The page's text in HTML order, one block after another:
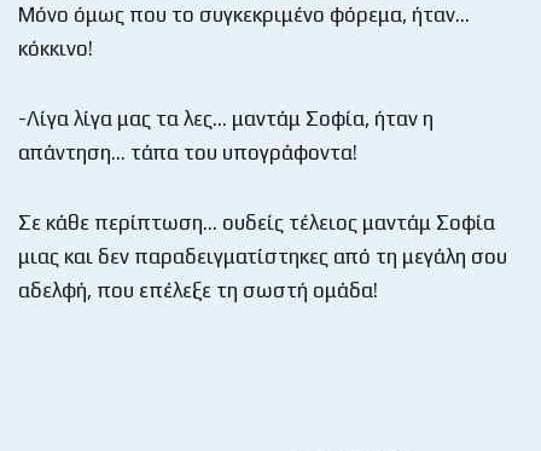
Μόνο όμως που το συγκεκριμένο φόρεμα, ήταν…
κόκκινο!
-Λίγα λίγα μας τα λες… μαντάμ Σοφία, ήταν η
απάντηση… τάπα του υπογράφοντα!
Σε κάθε περίπτωση… ουδείς τέλειος μαντάμ Σοφία
μιας και δεν παραδειγματίστηκες από τη μεγάλη σου
αδελφή, που επέλεξε τη σωστή ομάδα!